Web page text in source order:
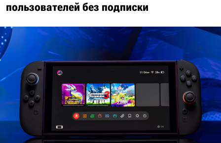
пользователей без подписки